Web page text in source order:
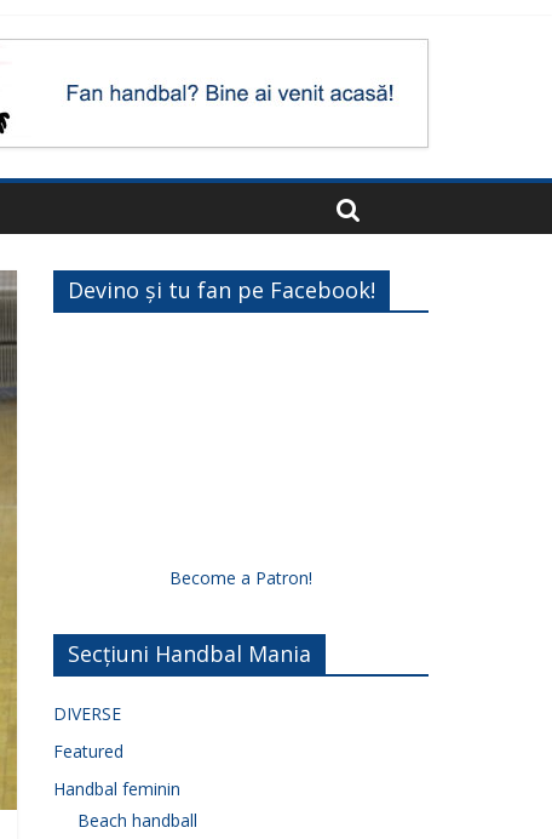
Devino și tu fan pe Facebook!
Become a Patron!
Secțiuni Handbal Mania
DIVERSE
Featured
Handbal feminin
Beach handball